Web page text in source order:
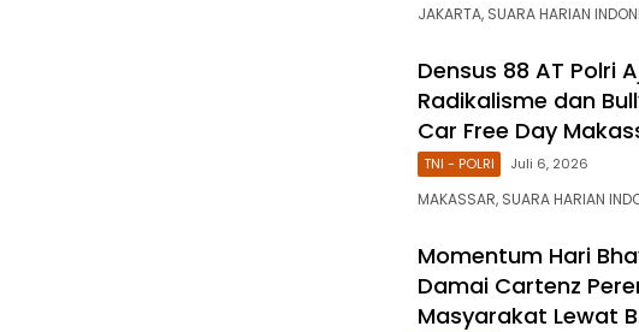
JAKARTA, SUARA HARIAN
Densus 88 AT Polri
Radikalisme dan
Car Free Day
TNI - POLRI Juli 6, 2026
MAKASSAR, SUARA HARIAN
Momentum Hari
Damai Cartenz
Masyarakat Lewat